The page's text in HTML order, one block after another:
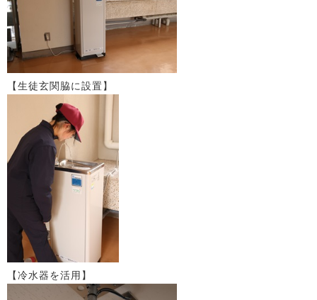
【生徒玄関脇に設置】
【冷水器を活用】